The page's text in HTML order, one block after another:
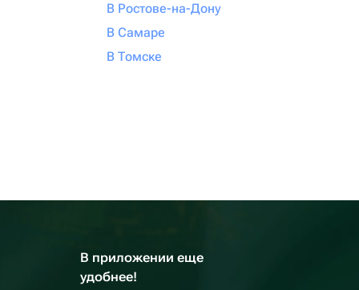
В Ростове-на-Дону
В Самаре
В Томске
В приложении еще
удобнее!